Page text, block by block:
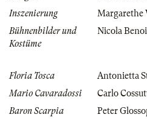
Inszenierung
Margarethe
Bühnenbilder und
Kostüme
Nicola
Floria Tosca
Antonietta
Mario Cavaradossi
Carlo
Baron Scarpia
Peter